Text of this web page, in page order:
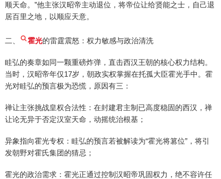
顺天命。”他主张汉昭帝主动退位，将帝位让给贤能之士，自己退
居百里之地，以顺应天意。
二、 霍光的雷霆震怒：权力敏感与政治清洗
眭弘的奏章如同一颗重磅炸弹，直击西汉王朝的核心权力结构。
当时，汉昭帝年仅17岁，朝政实权掌握在托孤大臣霍光手中。霍
光对眭弘的预言极为恐慌，原因有三：
禅让主张挑战皇权合法性：在封建君主制已高度稳固的西汉，禅
让论无异于否定汉室天命，动摇统治根基；
异象指向霍光专权：眭弘的预言若被解读为“霍光将篡位”，将引
发朝野对霍氏集团的猜忌；
霍光的政治需求：霍光正通过控制汉昭帝巩固权力，绝不容许任